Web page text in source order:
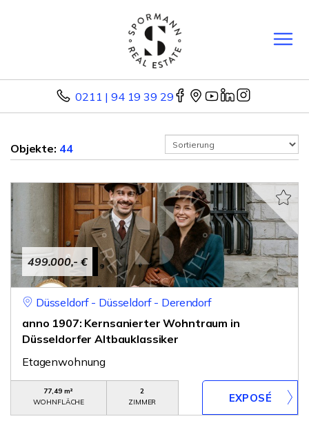
0211 | 94 19 39 29
Objekte: 44
499.000,- €
Düsseldorf - Düsseldorf - Derendorf
anno 1907: Kernsanierter Wohntraum in
Düsseldorfer Altbauklassiker
Etagenwohnung
77,49 m²
WOHNFLÄCHE
2
ZIMMER